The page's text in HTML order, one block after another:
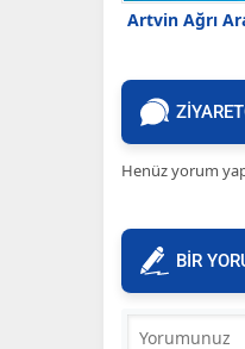
Artvin Ağrı
Henüz yorum
BİR